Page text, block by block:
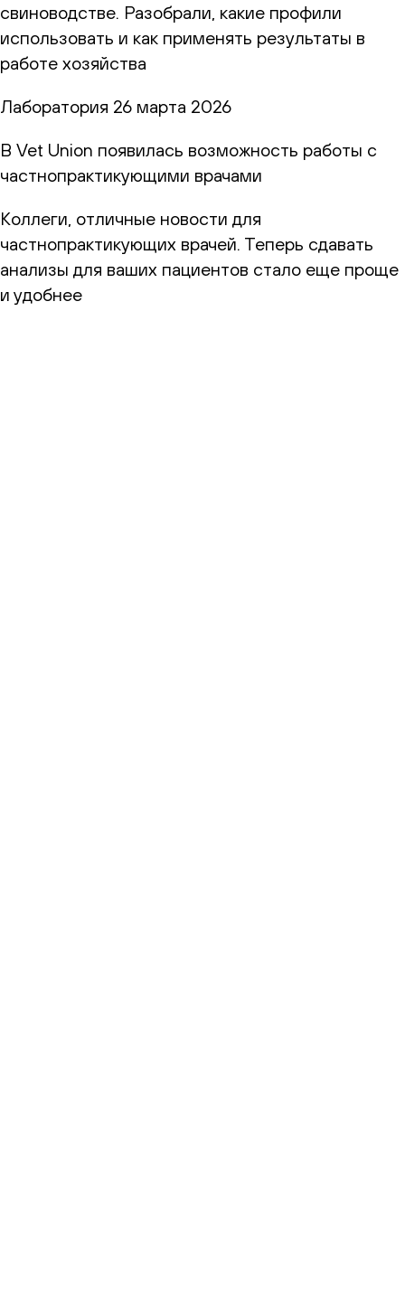
свиноводстве. Разобрали, какие профили
использовать и как применять результаты в
работе хозяйства
Лаборатория 26 марта 2026
В Vet Union появилась возможность работы с
частнопрактикующими врачами
Коллеги, отличные новости для
частнопрактикующих врачей. Теперь сдавать
анализы для ваших пациентов стало еще проще
и удобнее